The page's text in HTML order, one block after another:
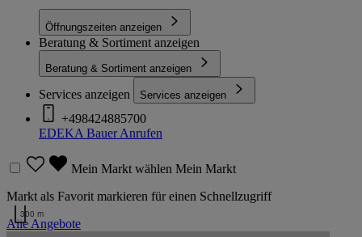
Öffnungszeiten anzeigen
Beratung & Sortiment anzeigen
Beratung & Sortiment anzeigen
Services anzeigen Services anzeigen
+498424885700
EDEKA BauerAnrufen
Mein Markt wählen Mein Markt
Markt als Favorit markieren für einen Schnellzugriff
Alle Angebote
300 m